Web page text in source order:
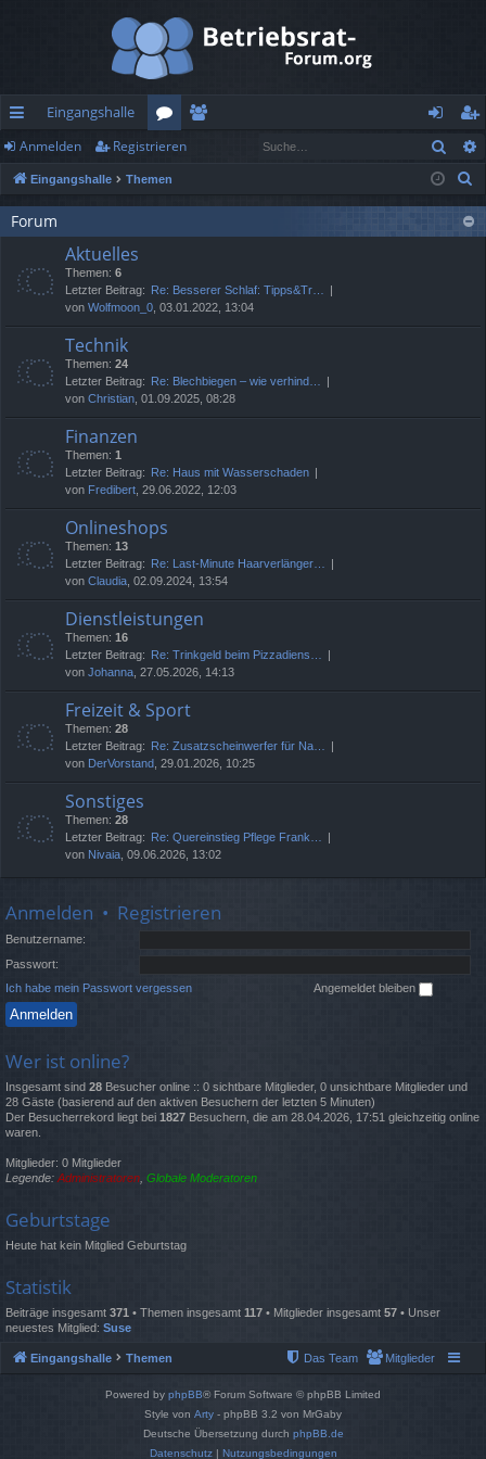
ch
ne
llz
rif
f
Eingangshalle
or
en
n
m
eg
ist
rie
Anmelden Registrieren
Eingangshalle Themen
Forum
Aktuelles
Themen: 6
Letzter Beitrag: Re: Besserer Schlaf: Tipps&Tr…
von Wolfmoon_0 , 03.01.2022, 13:04
Technik
Themen: 24
Letzter Beitrag: Re: Blechbiegen – wie verhind…
von Christian , 01.09.2025, 08:28
Finanzen
Themen: 1
Letzter Beitrag: Re: Haus mit Wasserschaden
von Fredibert , 29.06.2022, 12:03
Onlineshops
Themen: 13
Letzter Beitrag: Re: Last-Minute Haarverlänger…
von Claudia , 02.09.2024, 13:54
Dienstleistungen
Themen: 16
Letzter Beitrag: Re: Trinkgeld beim Pizzadiens…
von Johanna , 27.05.2026, 14:13
Freizeit & Sport
Themen: 28
Letzter Beitrag: Re: Zusatzscheinwerfer für Na…
von DerVorstand , 29.01.2026, 10:25
Sonstiges
Themen: 28
Letzter Beitrag: Re: Quereinstieg Pflege Frank…
von Nivaia , 09.06.2026, 13:02
Anmelden • Registrieren
Benutzername:
Passwort:
Ich habe mein Passwort vergessen
Angemeldet bleiben
Wer ist online?
Insgesamt sind 28 Besucher online :: 0 sichtbare Mitglieder, 0 unsichtbare Mitglieder und
28 Gäste (basierend auf den aktiven Besuchern der letzten 5 Minuten)
Der Besucherrekord liegt bei 1827 Besuchern, die am 28.04.2026, 17:51 gleichzeitig online
waren.
Mitglieder: 0 Mitglieder
Legende: Administratoren Globale Moderatoren
Geburtstage
Heute hat kein Mitglied Geburtstag
Statistik
Beiträge insgesamt 371 • Themen insgesamt 117 • Mitglieder insgesamt 57 • Unser
neuestes Mitglied: Suse
Eingangshalle Themen Mitglieder
Das Team
Powered by phpBB® Forum Software © phpBB Limited
Style von Arty - phpBB 3.2 von MrGaby
Deutsche Übersetzung durch phpBB.de
Datenschutz| Nutzungsbedingungen